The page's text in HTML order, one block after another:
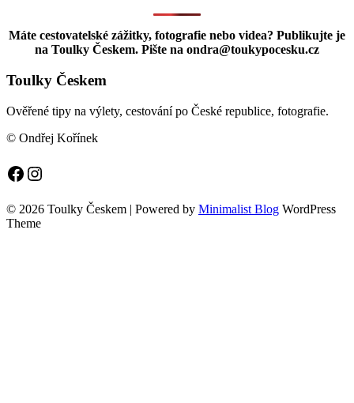
Máte cestovatelské zážitky, fotografie nebo videa? Publikujte je
na Toulky Českem. Pište na ondra@toukypocesku.cz
Toulky Českem
Ověřené tipy na výlety, cestování po České republice, fotografie.
© Ondřej Kořínek
Facebook
Instagram
© 2026 Toulky Českem | Powered by Minimalist Blog WordPress
Theme